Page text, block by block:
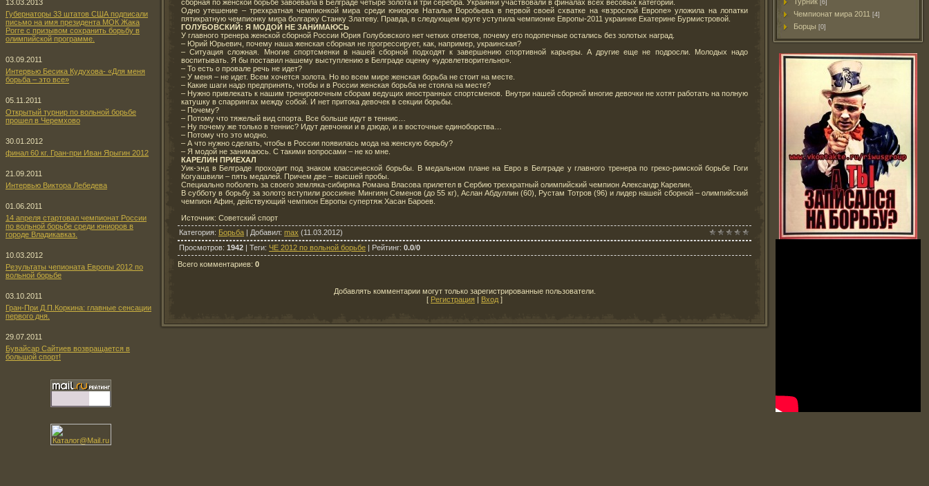
13.03.2013
Губернаторы 33 штатов США подписали
письмо на имя президента МОК Жака
Рогге с призывом сохранить борьбу в
олимпийской программе.
03.09.2011
Интервью Бесика Кудухова- «Для меня
борьба – это все»
05.11.2011
Открытый турнир по вольной борьбе
прошел в Черемхово
30.01.2012
финал 60 кг. Гран-при Иван Ярыгин 2012
21.09.2011
Интервью Виктора Лебедева
01.06.2011
14 апреля стартовал чемпионат России
по вольной борьбе среди юниоров в
городе Владикавказ.
10.03.2012
Результаты чепионата Европы 2012 по
вольной борьбе
03.10.2011
Гран-При Д.П.Коркина: главные сенсации
первого дня.
29.07.2011
Бувайсар Сайтиев возвращается в
большой спорт!
сборная по женской борьбе завоевала в Белграде четыре золота и три серебра. Украинки участвовали в финалах всех весовых категорий.
Одно утешение – трехкратная чемпионкой мира среди юниоров Наталья Воробьева в первой своей схватке на «взрослой Европе» уложила на лопатки
пятикратную чемпионку мира болгарку Станку Златеву. Правда, в следующем круге уступила чемпионке Европы-2011 украинке Екатерине Бурмистровой.
ГОЛУБОВСКИЙ: Я МОДОЙ НЕ ЗАНИМАЮСЬ
У главного тренера женской сборной России Юрия Голубовского нет четких ответов, почему его подопечные остались без золотых наград.
– Юрий Юрьевич, почему наша женская сборная не прогрессирует, как, например, украинская?
– Ситуация сложная. Многие спортсменки в нашей сборной подходят к завершению спортивной карьеры. А другие еще не подросли. Молодых надо
воспитывать. Я бы поставил нашему выступлению в Белграде оценку «удовлетворительно».
– То есть о провале речь не идет?
– У меня – не идет. Всем хочется золота. Но во всем мире женская борьба не стоит на месте.
– Какие шаги надо предпринять, чтобы и в России женская борьба не стояла на месте?
– Нужно привлекать к нашим тренировочным сборам ведущих иностранных спортсменов. Внутри нашей сборной многие девочки не хотят работать на полную
катушку в спаррингах между собой. И нет притока девочек в секции борьбы.
– Почему?
– Потому что тяжелый вид спорта. Все больше идут в теннис…
– Ну почему же только в теннис? Идут девчонки и в дзюдо, и в восточные единоборства…
– Потому что это модно.
– А что нужно сделать, чтобы в России появилась мода на женскую борьбу?
– Я модой не занимаюсь. С такими вопросами – не ко мне.
КАРЕЛИН ПРИЕХАЛ
Уик-энд в Белграде проходит под знаком классической борьбы. В медальном плане на Евро в Белграде у главного тренера по греко-римской борьбе Гоги
Когуашвили – пять медалей. Причем две – высшей пробы.
Специально поболеть за своего земляка-сибиряка Романа Власова прилетел в Сербию трехкратный олимпийский чемпион Александр Карелин.
В субботу в борьбу за золото вступили россияне Мингиян Семенов (до 55 кг), Аслан Абдуллин (60), Рустам Тотров (96) и лидер нашей сборной – олимпийский
чемпион Афин, действующий чемпион Европы супертяж Хасан Бароев.
Источник: Советский спорт
Категория: Борьба | Добавил: max (11.03.2012)
Просмотров: 1942 | Теги: ЧЕ 2012 по вольной борьбе | Рейтинг: 0.0/0
Всего комментариев: 0
Добавлять комментарии могут только зарегистрированные пользователи.
[ Регистрация | Вход ]
[6]
Чемпионат мира 2011 [4]
Борцы [0]